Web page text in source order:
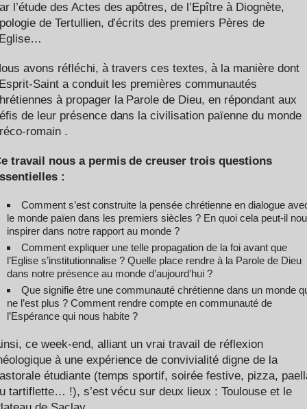
l’étude des Actes des apôtres, de l’Epître à Diognète,
de Tertullien, d’écrits des premiers Pères de
avons réfléchi, à travers ces textes, à la manière dont
Saint a conduit les premières communautés
à propager la Parole de Dieu, en répondant aux
de leur présence dans la civilisation païenne du monde
romain .
travail nous a permis de creuser trois questions
:
Comment s’est construite la pensée chrétienne en dialogue
le monde païen dans les premiers siècles ? En quoi cela peut-il
inspirer dans notre rapport au monde ?
Comment expliquer une telle propagation de la foi avant que
l’Eglise s’institutionnalise ? Quelle place rendre à la Parole de Dieu
dans notre présence au monde d’aujourd’hui ?
Que signifie être une communauté chrétienne dans un monde
ne l’est plus ? Comment rendre compte en communauté de
l’Espérance qui nous habite ?
ce week-end, alliant un vrai travail de réflexion
à une expérience de convivialité digne de la
étudiante (temps sportif, soirée festive, pizza,
tartiflette… !), s’est vécu sur deux lieux : Toulouse et le